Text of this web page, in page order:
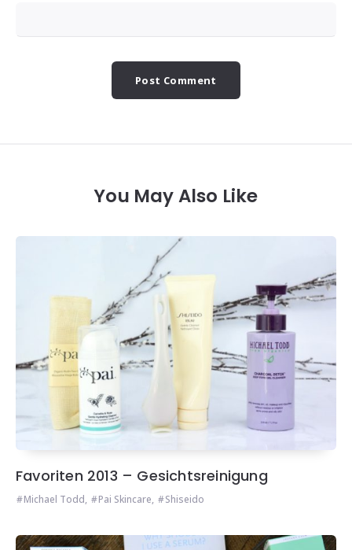
You May Also Like
Favoriten 2013 – Gesichtsreinigung
Michael Todd, Pai Skincare, Shiseido